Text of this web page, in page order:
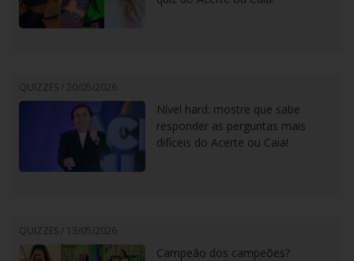
QUIZZES / 20/05/2026
Nível hard: mostre que sabe
responder as perguntas mais
difíceis do Acerte ou Caia!
QUIZZES / 13/05/2026
Campeão dos campeões?